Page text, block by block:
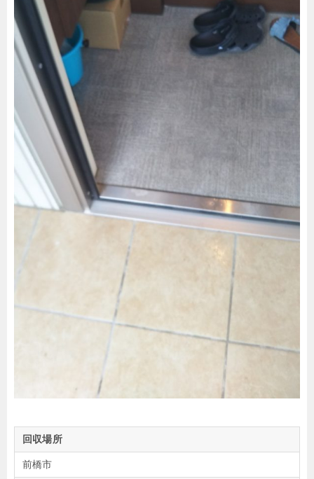
回収場所
前橋市